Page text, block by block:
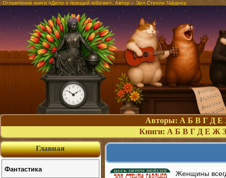
Оглавление книги «Дело о поющей юбочке». Автор – Эрл Стенли Гарднер
Авторы: А Б В Г Д Е
Книги: А Б В Г Д Е Ж З
Женщины
Главная
Фантастика